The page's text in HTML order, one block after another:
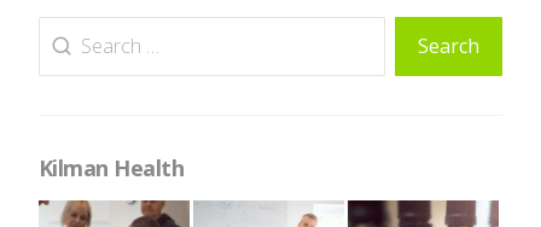
Search
Kilman Health